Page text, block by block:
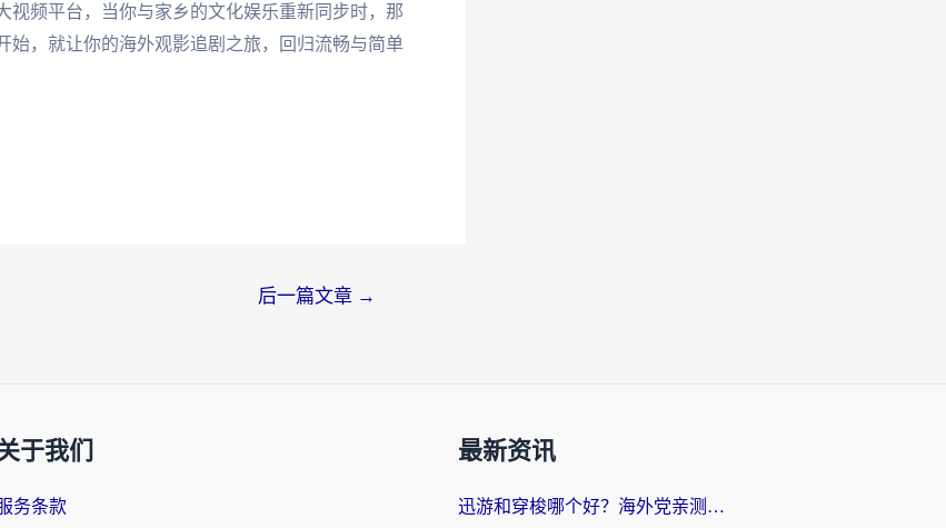
频平台，当你与家乡的文化娱乐重新同步时，那
，就让你的海外观影追剧之旅，回归流畅与简单
后一篇文章 →
于我们
务条款
最新资讯
迅游和穿梭哪个好？海外党亲测3款回国加速器+手游加速对比，附避坑指南